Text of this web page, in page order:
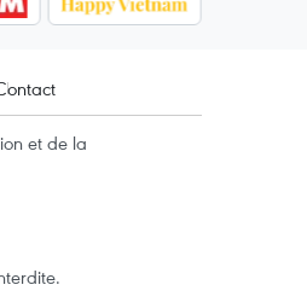
et de la